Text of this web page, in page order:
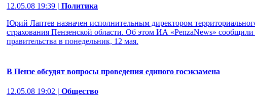
12.05.08 19:39 | Политика
Юрий Лаптев назначен исполнительным директором
страхования Пензенской области. Об этом ИА «PenzaNews» сообщили
правительства в понедельник, 12 мая.
В Пензе обсудят вопросы проведения единого госэкзамена
12.05.08 19:02 | Общество